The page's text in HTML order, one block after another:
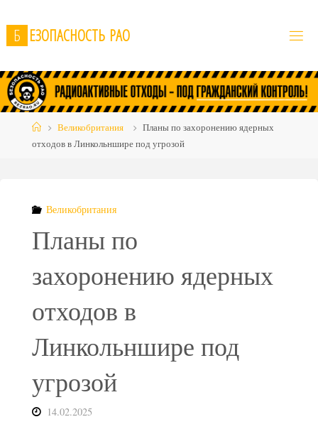
to
content
Б ЕЗОПАСНОСТЬ РАО
HomeВеликобритания
Планы по захоронению ядерных
отходов в Линкольншире под угрозой
Великобритания
Планы по
захоронению ядерных
отходов в
Линкольншире под
угрозой
14.02.2025